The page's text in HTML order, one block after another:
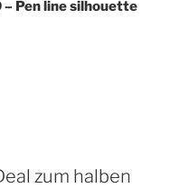
Pen line silhouette
zum halben